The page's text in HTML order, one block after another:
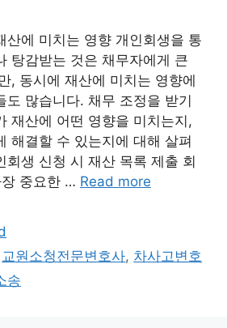
산에 미치는 영향 개인회생을 통
탕감받는 것은 채무자에게 큰
, 동시에 재산에 미치는 영향에
도 많습니다. 채무 조정을 받기
재산에 어떤 영향을 미치는지,
해결할 수 있는지에 대해 살펴
회생 신청 시 재산 목록 제출 회
중요한 … Read more
교원소청전문변호사, 차사고변호
송